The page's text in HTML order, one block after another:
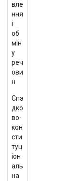
вле
ння
і
об
мін
у
реч
ови
н
Спа
дко
во-
кон
сти
туц
іон
аль
на